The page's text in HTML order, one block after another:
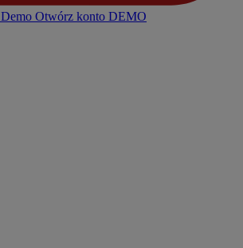
Demo Otwórz konto DEMO